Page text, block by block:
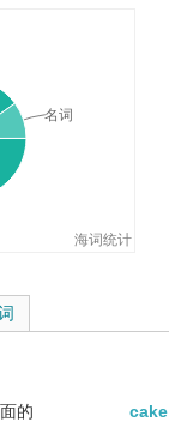
砂和砾石固结
海词统计
名词
的